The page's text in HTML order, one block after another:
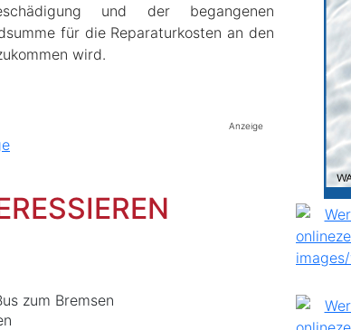
und der begangenen
für die Reparaturkosten an den
wird.
Anzeige
zum Bremsen